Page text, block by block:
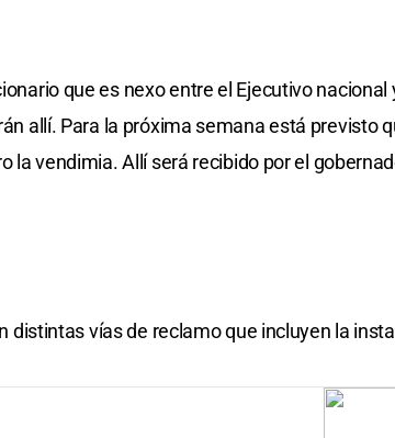
que es nexo entre el Ejecutivo nacional
allí. Para la próxima semana está previsto
la vendimia. Allí será recibido por el
distintas vías de reclamo que incluyen la